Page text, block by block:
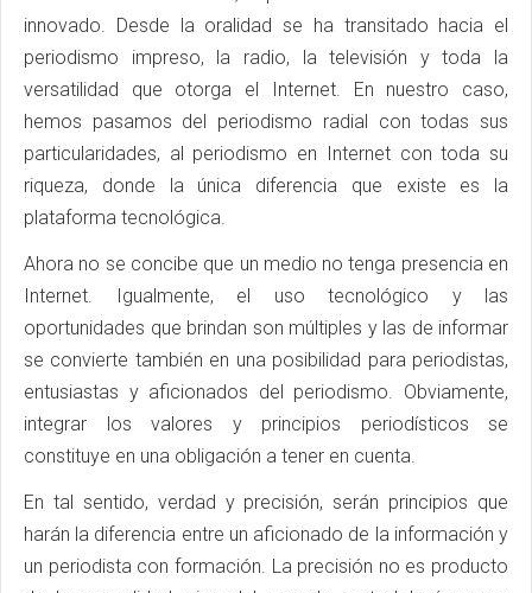
innovado. Desde la oralidad se ha transitado hacia el
periodismo impreso, la radio, la televisión y toda la
versatilidad que otorga el Internet. En nuestro caso,
hemos pasamos del periodismo radial con todas sus
particularidades, al periodismo en Internet con toda su
riqueza, donde la única diferencia que existe es la
plataforma tecnológica.
Ahora no se concibe que un medio no tenga presencia en
Internet. Igualmente, el uso tecnológico y las
oportunidades que brindan son múltiples y las de informar
se convierte también en una posibilidad para periodistas,
entusiastas y aficionados del periodismo. Obviamente,
integrar los valores y principios periodísticos se
constituye en una obligación a tener en cuenta.
En tal sentido, verdad y precisión, serán principios que
harán la diferencia entre un aficionado de la información y
un periodista con formación. La precisión no es producto